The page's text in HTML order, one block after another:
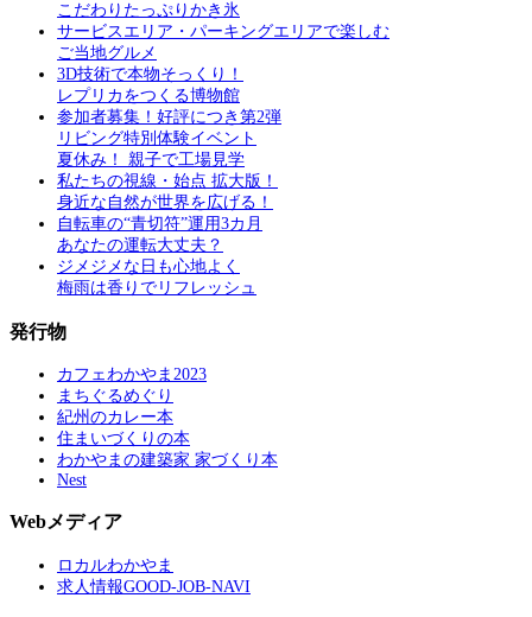
こだわりたっぷりかき氷
サービスエリア・パーキングエリアで楽しむ
ご当地グルメ
3D技術で本物そっくり！
レプリカをつくる博物館
参加者募集！好評につき第2弾
リビング特別体験イベント
夏休み！ 親子で工場見学
私たちの視線・始点 拡大版！
身近な自然が世界を広げる！
自転車の“青切符”運用3カ月
あなたの運転大丈夫？
ジメジメな日も心地よく
梅雨は香りでリフレッシュ
発行物
カフェわかやま2023
まちぐるめぐり
紀州のカレー本
住まいづくりの本
わかやまの建築家 家づくり本
Nest
Webメディア
ロカルわかやま
求人情報GOOD-JOB-NAVI